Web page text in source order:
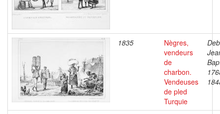
1835
Nègres,
vendeurs
de
charbon.
Vendeuses
de pled
Turquie